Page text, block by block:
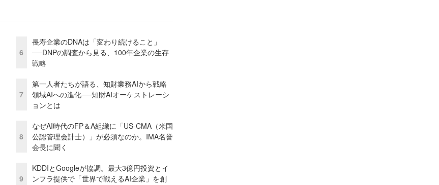
6
長寿企業のDNAは「変わり続けること」
──DNPの調査から見る、100年企業の生存
戦略
7
第一人者たちが語る、知財業務AIから戦略
領域AIへの進化──知財AIオーケストレーシ
ョンとは
8
なぜAI時代のFP＆A組織に「US-CMA（米国
公認管理会計士）」が必須なのか。IMA名誉
会長に聞く
9
KDDIとGoogleが協調。最大3億円投資とイ
ンフラ提供で「世界で戦えるAI企業」を創